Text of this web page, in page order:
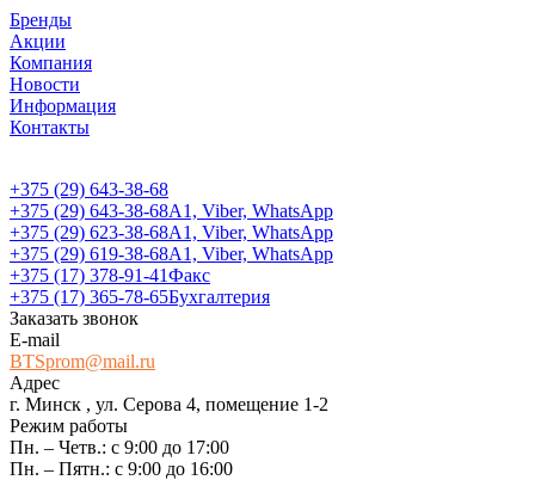
Бренды
Акции
Компания
Новости
Информация
Контакты
+375 (29) 643-38-68
+375 (29) 643-38-68А1, Viber, WhatsApp
+375 (29) 623-38-68А1, Viber, WhatsApp
+375 (29) 619-38-68А1, Viber, WhatsApp
+375 (17) 378-91-41Факс
+375 (17) 365-78-65Бухгалтерия
Заказать звонок
E-mail
BTSprom@mail.ru
Адрес
г. Минск , ул. Серова 4, помещение 1-2
Режим работы
Пн. – Четв.: с 9:00 до 17:00
Пн. – Пятн.: с 9:00 до 16:00